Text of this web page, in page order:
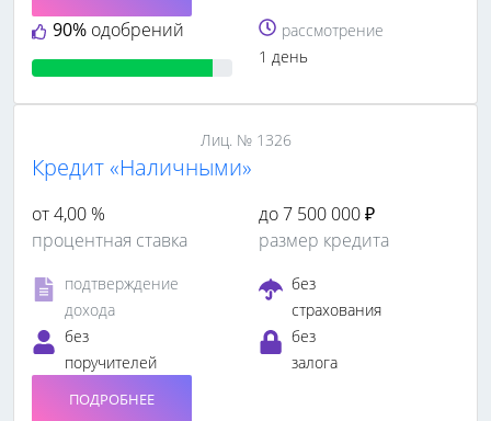
90% одобрений
рассмотрение
1 день
Лиц. № 1326
Кредит «Наличными»
от 4,00 %
процентная ставка
до 7 500 000 ₽
размер кредита
подтверждение
дохода
без
страхования
без
поручителей
без
залога
ПОДРОБНЕЕ